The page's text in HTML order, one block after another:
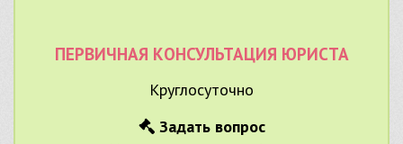
ПЕРВИЧНАЯ КОНСУЛЬТАЦИЯ ЮРИСТА
Круглосуточно
Задать вопрос